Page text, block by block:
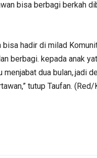
bisa berbagi berkah
bisa hadir di milad
berbagi. kepada anak
menjabat dua bulan,.jadi
tutup Taufan. (Red/